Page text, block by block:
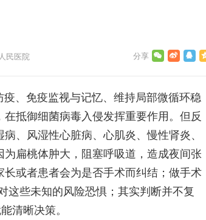
民医院
、免疫监视与记忆、维持局部微循环稳
抵御细菌病毒入侵发挥重要作用。但反
、风湿性心脏病、心肌炎、慢性肾炎、
扁桃体肿大，阻塞呼吸道，造成夜间张
或者患者会为是否手术而纠结；做手术
这些未知的风险恐惧；其实判断并不复
清晰决策。